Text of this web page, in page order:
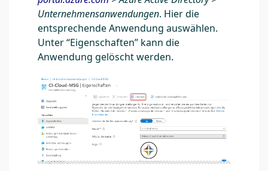
Unternehmensanwendungen. Hier die
entsprechende Anwendung auswählen.
Unter “Eigenschaften” kann die
Anwendung gelöscht werden.